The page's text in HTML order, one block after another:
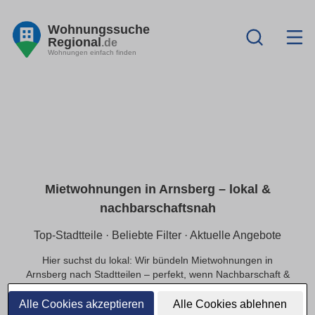
Alle Cookies akzeptieren Alle Cookies ablehnen
Wohnungssuche
Regional.de
Wohnungen einfach finden
Mietwohnungen in Arnsberg – lokal &
nachbarschaftsnah
Top-Stadtteile · Beliebte Filter · Aktuelle Angebote
Hier suchst du lokal: Wir bündeln Mietwohnungen in
Arnsberg nach Stadtteilen – perfekt, wenn Nachbarschaft &
(provisionsfrei, Balkon, Haustiere, WG, barrierefrei) und sieh